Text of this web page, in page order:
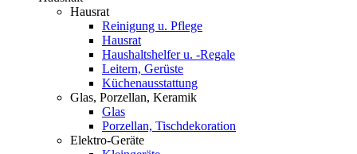
Hausrat
Reinigung u. Pflege
Hausrat
Haushaltshelfer u. -Regale
Leitern, Gerüste
Küchenausstattung
Glas, Porzellan, Keramik
Glas
Porzellan, Tischdekoration
Elektro-Geräte